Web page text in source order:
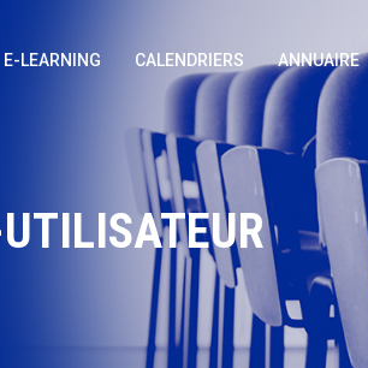
E-LEARNING CALENDRIERS ANNUAIRE